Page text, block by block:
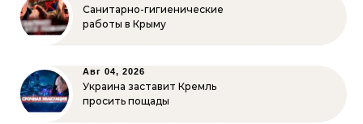
Санитарно-гигиенические
работы в Крыму
Авг 04, 2026
Украина заставит Кремль
просить пощады